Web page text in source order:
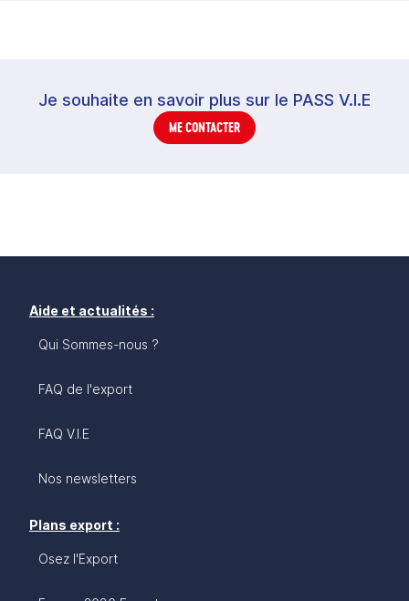
Je souhaite en savoir plus sur le PASS V.I.E
ME CONTACTER
Aide et actualités :
Qui Sommes-nous ?
FAQ de l'export
FAQ V.I.E
Nos newsletters
Plans export :
Osez l'Export